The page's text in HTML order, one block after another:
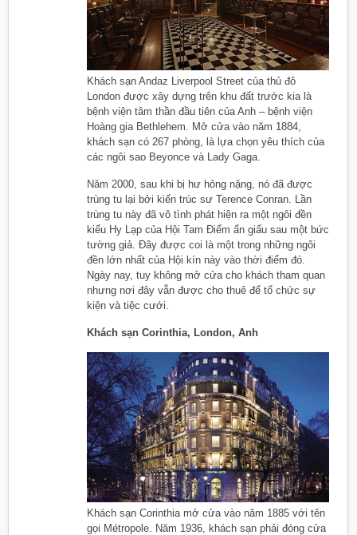
Khách sạn Andaz Liverpool Street của thủ đô
London được xây dựng trên khu đất trước kia là
bệnh viện tâm thần đầu tiên của Anh – bệnh viện
Hoàng gia Bethlehem. Mở cửa vào năm 1884,
khách sạn có 267 phòng, là lựa chọn yêu thích của
các ngôi sao Beyonce và Lady Gaga.
Năm 2000, sau khi bị hư hỏng nặng, nó đã được
trùng tu lại bởi kiến trúc sư Terence Conran. Lần
trùng tu này đã vô tình phát hiện ra một ngôi đền
kiểu Hy Lạp của Hội Tam Điểm ẩn giấu sau một bức
tường giả. Đây được coi là một trong những ngôi
đền lớn nhất của Hội kín này vào thời điểm đó.
Ngày nay, tuy không mở cửa cho khách tham quan
nhưng nơi đây vẫn được cho thuê để tổ chức sự
kiện và tiệc cưới.
Khách sạn Corinthia, London, Anh
Khách sạn Corinthia mở cửa vào năm 1885 với tên
gọi Métropole. Năm 1936, khách sạn phải đóng cửa